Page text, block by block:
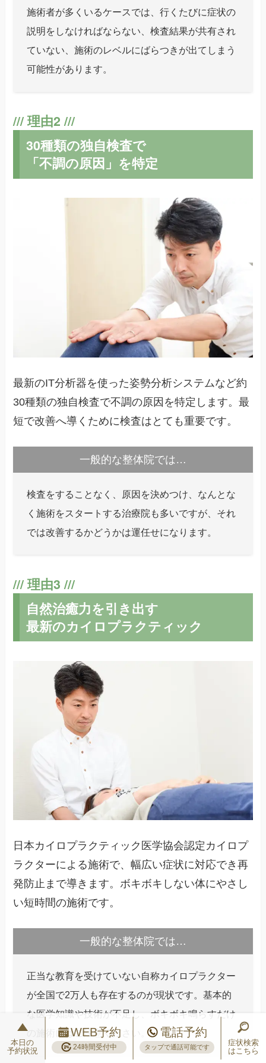
施術者が多くいるケースでは、行くたびに症状の
説明をしなければならない、検査結果が共有され
ていない、施術のレベルにばらつきが出てしまう
可能性があります。
30種類の独自検査で
「不調の原因」を特定
最新のIT分析器を使った姿勢分析システムなど約
30種類の独自検査で不調の原因を特定します。最
短で改善へ導くために検査はとても重要です。
一般的な整体院では…
検査をすることなく、原因を決めつけ、なんとな
く施術をスタートする治療院も多いですが、それ
では改善するかどうかは運任せになります。
自然治癒力を引き出す
最新のカイロプラクティック
日本カイロプラクティック医学協会認定カイロプ
ラクターによる施術で、幅広い症状に対応でき再
発防止まで導きます。ボキボキしない体にやさし
い短時間の施術です。
一般的な整体院では…
正当な教育を受けていない自称カイロプラクター
が全国で2万人も存在するのが現状です。基本的
な医学知識や技術が不足し、ボキボキ鳴らすだけ
の施術にはご注意ください。
本日の
予約状況
WEB予約
24時間受付中
電話予約
タップで通話可能です
症状検索
はこちら